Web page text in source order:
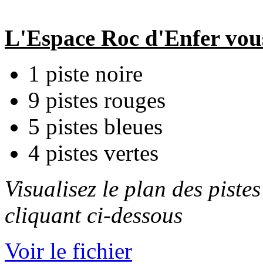
L'Espace Roc d'Enfer
1 piste noire
9 pistes rouges
5 pistes bleues
4 pistes vertes
Visualisez le plan des
cliquant ci-dessous
Voir le fichier